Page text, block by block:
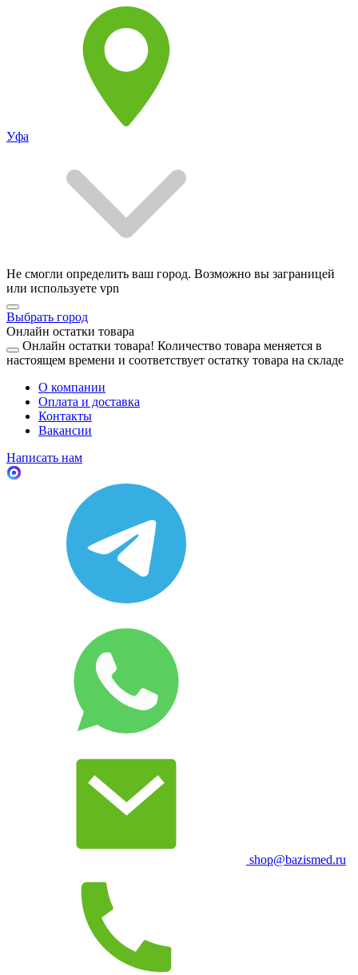
Уфа
Не смогли определить ваш город. Возможно вы заграницей
или используете vpn
Выбрать город
Онлайн остатки товара
Онлайн остатки товара! Количество товара меняется в
настоящем времени и соответствует остатку товара на складе
О компании
Оплата и доставка
Контакты
Вакансии
Написать нам
shop@bazismed.ru